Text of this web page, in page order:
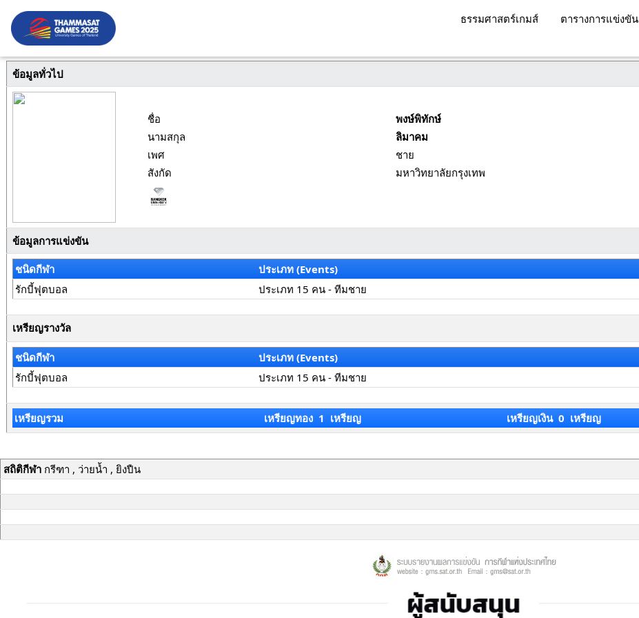
ธรรมศาสตร์เกมส์ ตารางการแข่งขัน
ข้อมูลทั่วไป
ชื่อ
พงษ์พิทักษ์
นามสกุล
ลิมาคม
เพศ
ชาย
สังกัด
มหาวิทยาลัยกรุงเทพ
ข้อมูลการแข่งขัน
ชนิดกีฬา
ประเภท (Events)
รักบี้ฟุตบอล
ประเภท 15 คน - ทีมชาย
เหรียญรางวัล
ชนิดกีฬา ประเภท (Events)
รักบี้ฟุตบอล
ประเภท 15 คน - ทีมชาย
เหรียญรวม เหรียญทอง 1 เหรียญ เหรียญเงิน 0 เหรียญ
สถิติกีฬากรีฑา , ว่ายน้ำ , ยิงปืน